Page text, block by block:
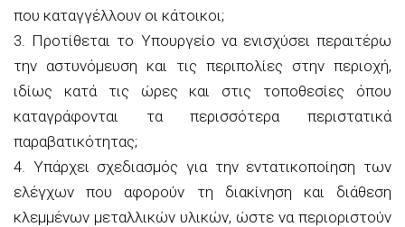
που καταγγέλλουν οι κάτοικοι;
3. Προτίθεται το Υπουργείο να ενισχύσει περαιτέρω
την αστυνόμευση και τις περιπολίες στην περιοχή,
ιδίως κατά τις ώρες και στις τοποθεσίες όπου
καταγράφονται τα περισσότερα περιστατικά
παραβατικότητας;
4. Υπάρχει σχεδιασμός για την εντατικοποίηση των
ελέγχων που αφορούν τη διακίνηση και διάθεση
κλεμμένων μεταλλικών υλικών, ώστε να περιοριστούν